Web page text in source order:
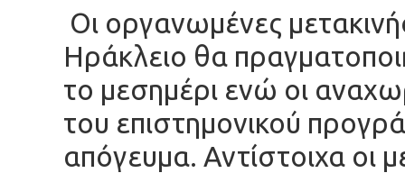
Οι οργανωμένες
Ηράκλειο θα
το μεσημέρι ενώ οι
του επιστημονικού
απόγευμα. Αντίστοιχα οι